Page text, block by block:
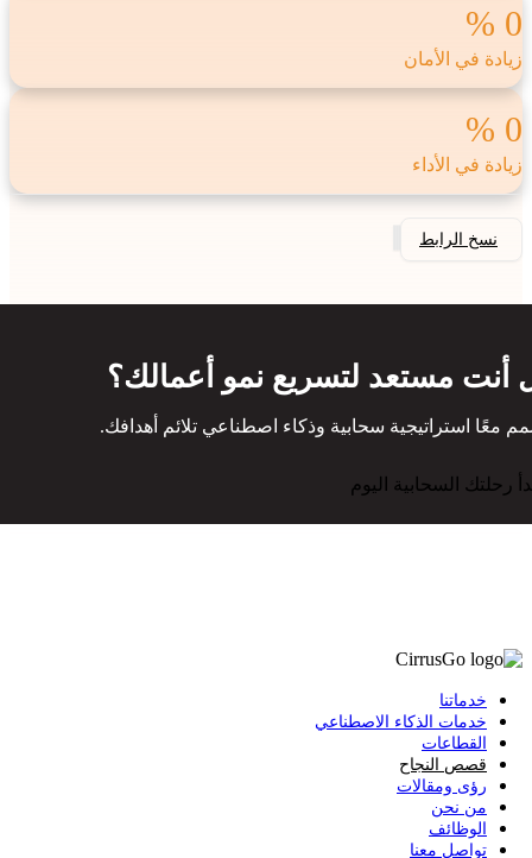
0
زيادة في الأمان
0
زيادة في الأداء
نسخ الرابط
أنت مستعد لتسريع نمو أعمالك؟
معًا استراتيجية سحابية وذكاء اصطناعي تلائم أهدافك.
رحلتك السحابية اليوم
خدماتنا
خدمات الذكاء الاصطناعي
القطاعات
قصص النجاح
رؤى ومقالات
من نحن
الوظائف
تواصل معنا